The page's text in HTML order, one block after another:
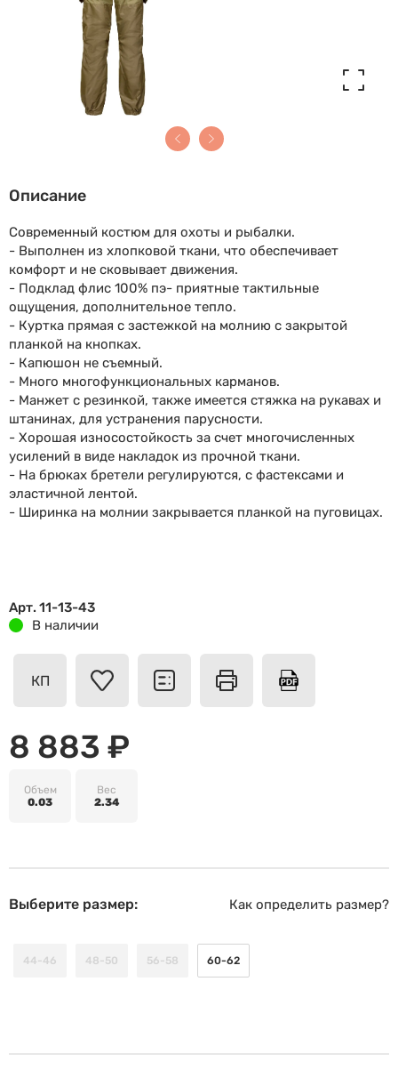
Описание
Современный костюм для охоты и рыбалки.
- Выполнен из хлопковой ткани, что обеспечивает
комфорт и не сковывает движения.
- Подклад флис 100% пэ- приятные тактильные
ощущения, дополнительное тепло.
- Куртка прямая с застежкой на молнию с закрытой
планкой на кнопках.
- Капюшон не съемный.
- Много многофункциональных карманов.
- Манжет с резинкой, также имеется стяжка на рукавах и
штанинах, для устранения парусности.
- Хорошая износостойкость за счет многочисленных
усилений в виде накладок из прочной ткани.
- На брюках бретели регулируются, с фастексами и
эластичной лентой.
- Ширинка на молнии закрывается планкой на пуговицах.
Арт. 11-13-43
В наличии
КП
8 883 ₽
Объем
0.03
Вес
2.34
Выберите размер: Как определить размер?
44-46 48-50 56-58 60-62